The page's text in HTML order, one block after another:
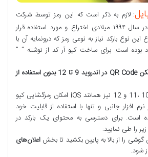
: لازم به ذکر است که این رمز توسط شرکت‌
خودروسازی تویوتا ژاپن در سال ۱۹۹۴ میلادی اختراع و مورد استفاده قرار
نوع بارکد نیاز به نوعی رمز که درونمایه آن با
بوده است. برای ساخت کیو آر کد از نوشته ” ”
QR Code
در اندروید 9 تا 12 بدون استفاده از
سیستم عامل اندروید 9 ،10 ،11 و 12 نیز همانند iOS امکان رمزگشایی کیو
افزار جانبی و تنها با استفاده از قابلیت خود
است. برای دسترسی به محتوای یک بارکد در
را طی نمایید:
را از بالا به پایین بکشید تا بخش اعلانهای
شود.